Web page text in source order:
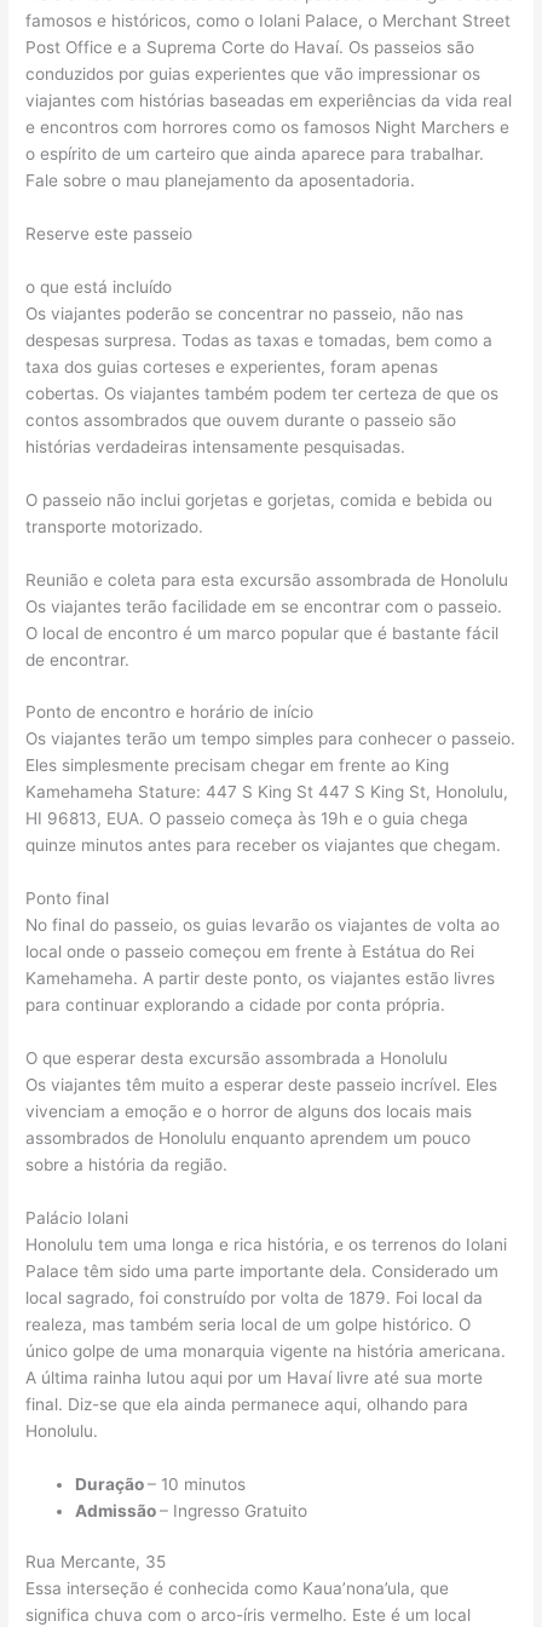
famosos e históricos, como o Iolani Palace, o Merchant Street
Post Office e a Suprema Corte do Havaí. Os passeios são
conduzidos por guias experientes que vão impressionar os
viajantes com histórias baseadas em experiências da vida real
e encontros com horrores como os famosos Night Marchers e
o espírito de um carteiro que ainda aparece para trabalhar.
Fale sobre o mau planejamento da aposentadoria.
Reserve este passeio
o que está incluído
Os viajantes poderão se concentrar no passeio, não nas
despesas surpresa. Todas as taxas e tomadas, bem como a
taxa dos guias corteses e experientes, foram apenas
cobertas. Os viajantes também podem ter certeza de que os
contos assombrados que ouvem durante o passeio são
histórias verdadeiras intensamente pesquisadas.
O passeio não inclui gorjetas e gorjetas, comida e bebida ou
transporte motorizado.
Reunião e coleta para esta excursão assombrada de Honolulu
Os viajantes terão facilidade em se encontrar com o passeio.
O local de encontro é um marco popular que é bastante fácil
de encontrar.
Ponto de encontro e horário de início
Os viajantes terão um tempo simples para conhecer o passeio.
Eles simplesmente precisam chegar em frente ao King
Kamehameha Stature: 447 S King St 447 S King St, Honolulu,
HI 96813, EUA. O passeio começa às 19h e o guia chega
quinze minutos antes para receber os viajantes que chegam.
Ponto final
No final do passeio, os guias levarão os viajantes de volta ao
local onde o passeio começou em frente à Estátua do Rei
Kamehameha. A partir deste ponto, os viajantes estão livres
para continuar explorando a cidade por conta própria.
O que esperar desta excursão assombrada a Honolulu
Os viajantes têm muito a esperar deste passeio incrível. Eles
vivenciam a emoção e o horror de alguns dos locais mais
assombrados de Honolulu enquanto aprendem um pouco
sobre a história da região.
Palácio Iolani
Honolulu tem uma longa e rica história, e os terrenos do Iolani
Palace têm sido uma parte importante dela. Considerado um
local sagrado, foi construído por volta de 1879. Foi local da
realeza, mas também seria local de um golpe histórico. O
único golpe de uma monarquia vigente na história americana.
A última rainha lutou aqui por um Havaí livre até sua morte
final. Diz-se que ela ainda permanece aqui, olhando para
Honolulu.
Duração– 10 minutos
Admissão– Ingresso Gratuito
Rua Mercante, 35
Essa interseção é conhecida como Kaua’nona’ula, que
significa chuva com o arco-íris vermelho. Este é um local